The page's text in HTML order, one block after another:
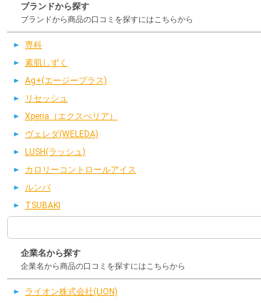
ブランドから探す
ブランドから商品の口コミを探すにはこちらから
専科
素肌しずく
Ag+(エージープラス)
リセッシュ
Xperia（エクスぺリア）
ヴェレダ(WELEDA)
LUSH(ラッシュ)
カロリーコントロールアイス
ルンバ
TSUBAKI
企業名から探す
企業名から商品の口コミを探すにはこちらから
ライオン株式会社(LION)